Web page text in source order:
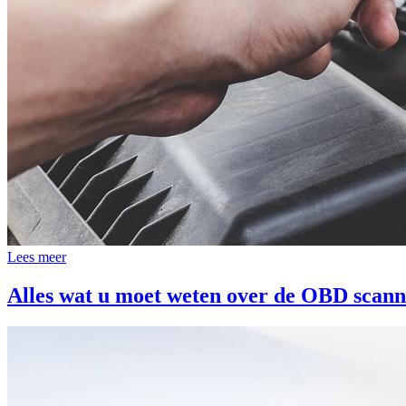
Lees meer
Alles wat u moet weten over de OBD